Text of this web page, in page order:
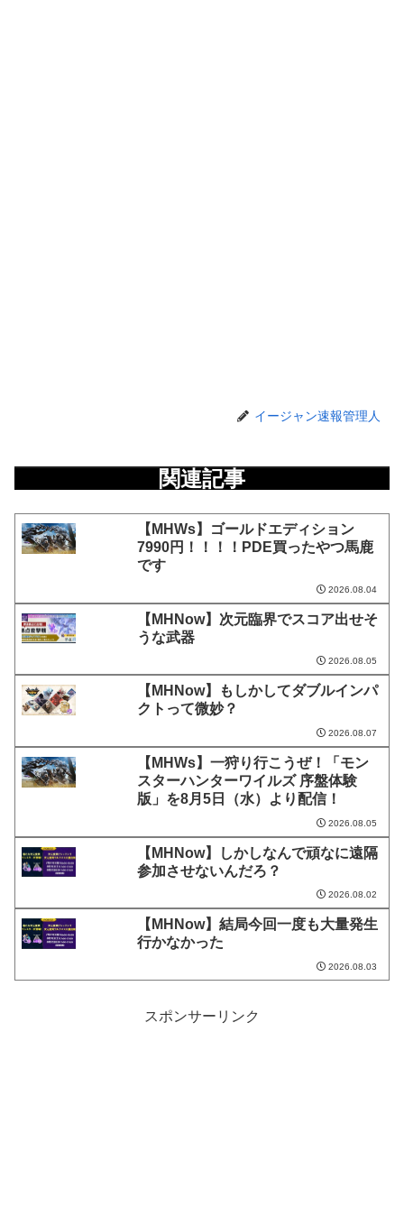
イージャン速報管理人
関連記事
【MHWs】ゴールドエディション
7990円！！！！PDE買ったやつ馬鹿
です
2026.08.04
【MHNow】次元臨界でスコア出せそ
うな武器
2026.08.05
【MHNow】もしかしてダブルインパ
クトって微妙？
2026.08.07
【MHWs】一狩り行こうぜ！「モン
スターハンターワイルズ 序盤体験
版」を8月5日（水）より配信！
2026.08.05
【MHNow】しかしなんで頑なに遠隔
参加させないんだろ？
2026.08.02
【MHNow】結局今回一度も大量発生
行かなかった
2026.08.03
スポンサーリンク